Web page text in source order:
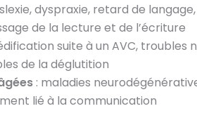
dyspraxie, retard de
de la lecture et de l’écriture
suite à un AVC, troubles
de la déglutition
: maladies
lié à la communication